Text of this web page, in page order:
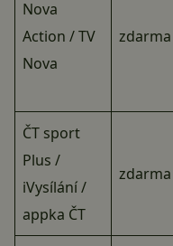
Nova
Action / TV
Nova
zdarma
ČT sport
Plus /
iVysílání /
appka ČT
zdarma